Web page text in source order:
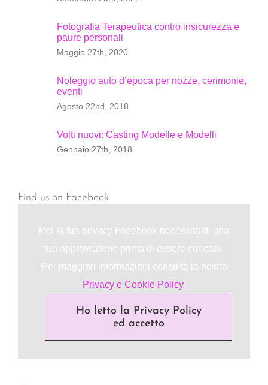
Fotografia Terapeutica contro insicurezza e
paure personali
Maggio 27th, 2020
Noleggio auto d’epoca per nozze, cerimonie,
eventi
Agosto 22nd, 2018
Volti nuovi: Casting Modelle e Modelli
Gennaio 27th, 2018
Find us on Facebook
Per la tua privacy Facebook necessita di una
tua approvazione prima di essere caricato.
Per maggiori informazioni consulta la nostra
Privacy e Cookie Policy.
Ho letto la Privacy Policy
ed accetto